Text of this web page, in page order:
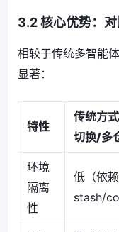
3.2 核心优势：
相较于传统多智能
显著：
特性
传统方
切换/多
环境
隔离
性
低（依
stash/